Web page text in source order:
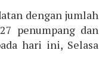
dengan jumlah
penumpang dan
hari ini, Selasa